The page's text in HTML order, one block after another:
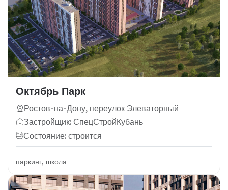
Октябрь Парк
Ростов-на-Дону, переулок Элеваторный
Застройщик: СпецСтройКубань
Состояние: строится
паркинг, школа